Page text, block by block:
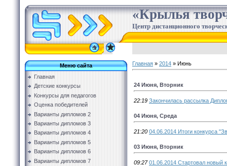
«Крылья
Центр дистанционного
Меню сайта
Главная
Детские конкурсы
Конкурсы для педагогов
Оценка победителей
Варианты дипломов 2
Варианты дипломов 3
Варианты дипломов 4
Варианты дипломов 5
Варианты дипломов 6
Варианты дипломов 7
Главная » 2014 » Июнь
24 Июня, Вторник
22:19 Закончилась рассылка
04 Июня, Среда
21:20 04.06.2014 Итоги конкурса
03 Июня, Вторник
09:27 01.06.2014 Стартовал новый